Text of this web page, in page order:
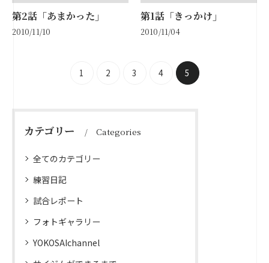
第2話「あまかった」
2010/11/10
第1話「きっかけ」
2010/11/04
1 2 3 4 5
カテゴリー Categories
全てのカテゴリー
練習日記
試合レポート
フォトギャラリー
YOKOSAIchannel